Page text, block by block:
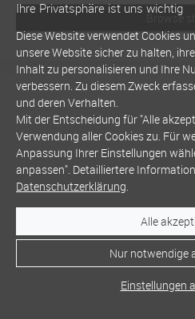
Browse
Ihre Privatsphäre ist uns wichtig
Diese Website verwendet Cookies
unsere Website sicher zu halten,
Inhalt zu personalisieren und Ihre
verbessern. Zu diesem Zweck
und deren Verhalten.
Mit der Entscheidung für "Alle
Verwendung aller Cookies zu. Für
Anpassung Ihrer Einstellungen
anpassen". Detailliertere
Datenschutzerklärung.
Alle
Nur notwendige
Einstellungen